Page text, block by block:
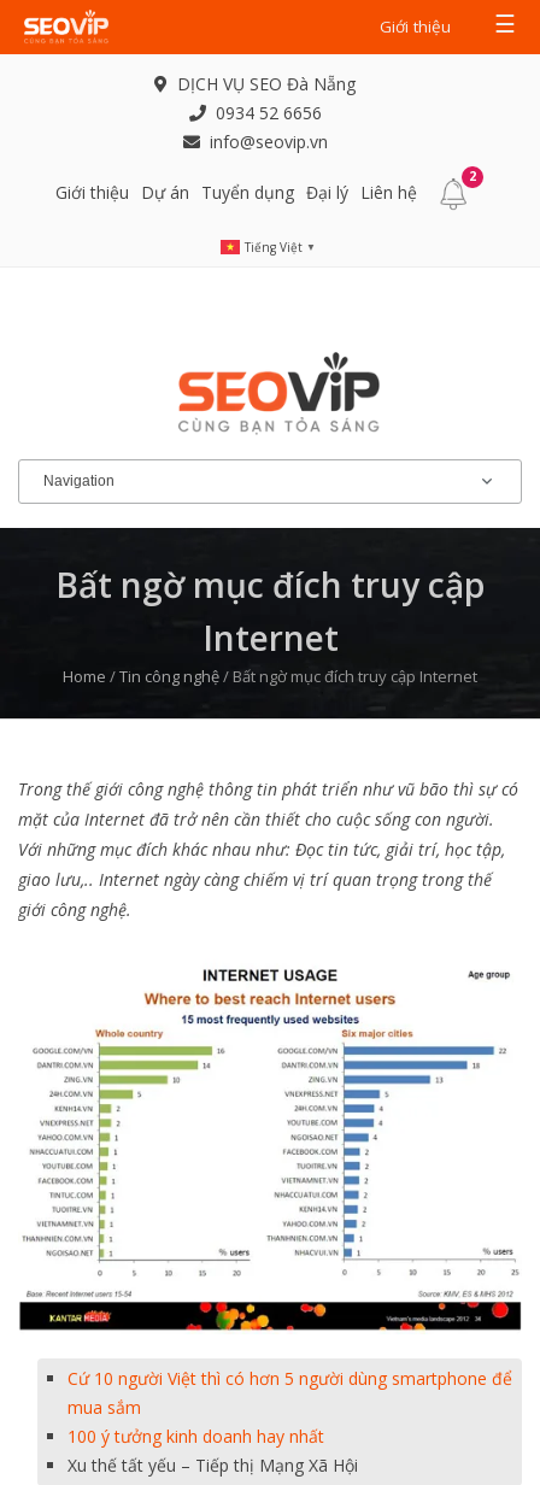
Giới thiệu ☰
DỊCH VỤ SEO Đà Nẵng
0934 52 6656
info@seovip.vn
Giới thiệu Dự án Tuyển dụng Đại lý Liên hệ
2
Tiếng Việt ▼
Bất ngờ mục đích truy cập
Internet
Home /Tin công nghệ/Bất ngờ mục đích truy cập Internet
Trong thế giới công nghệ thông tin phát triển như vũ bão thì sự có
mặt của Internet đã trở nên cần thiết cho cuộc sống con người.
Với những mục đích khác nhau như: Đọc tin tức, giải trí, học tập,
giao lưu,.. Internet ngày càng chiếm vị trí quan trọng trong thế
giới công nghệ.
Cứ 10 người Việt thì có hơn 5 người dùng smartphone để
mua sắm
100 ý tưởng kinh doanh hay nhất
Xu thế tất yếu – Tiếp thị Mạng Xã Hội